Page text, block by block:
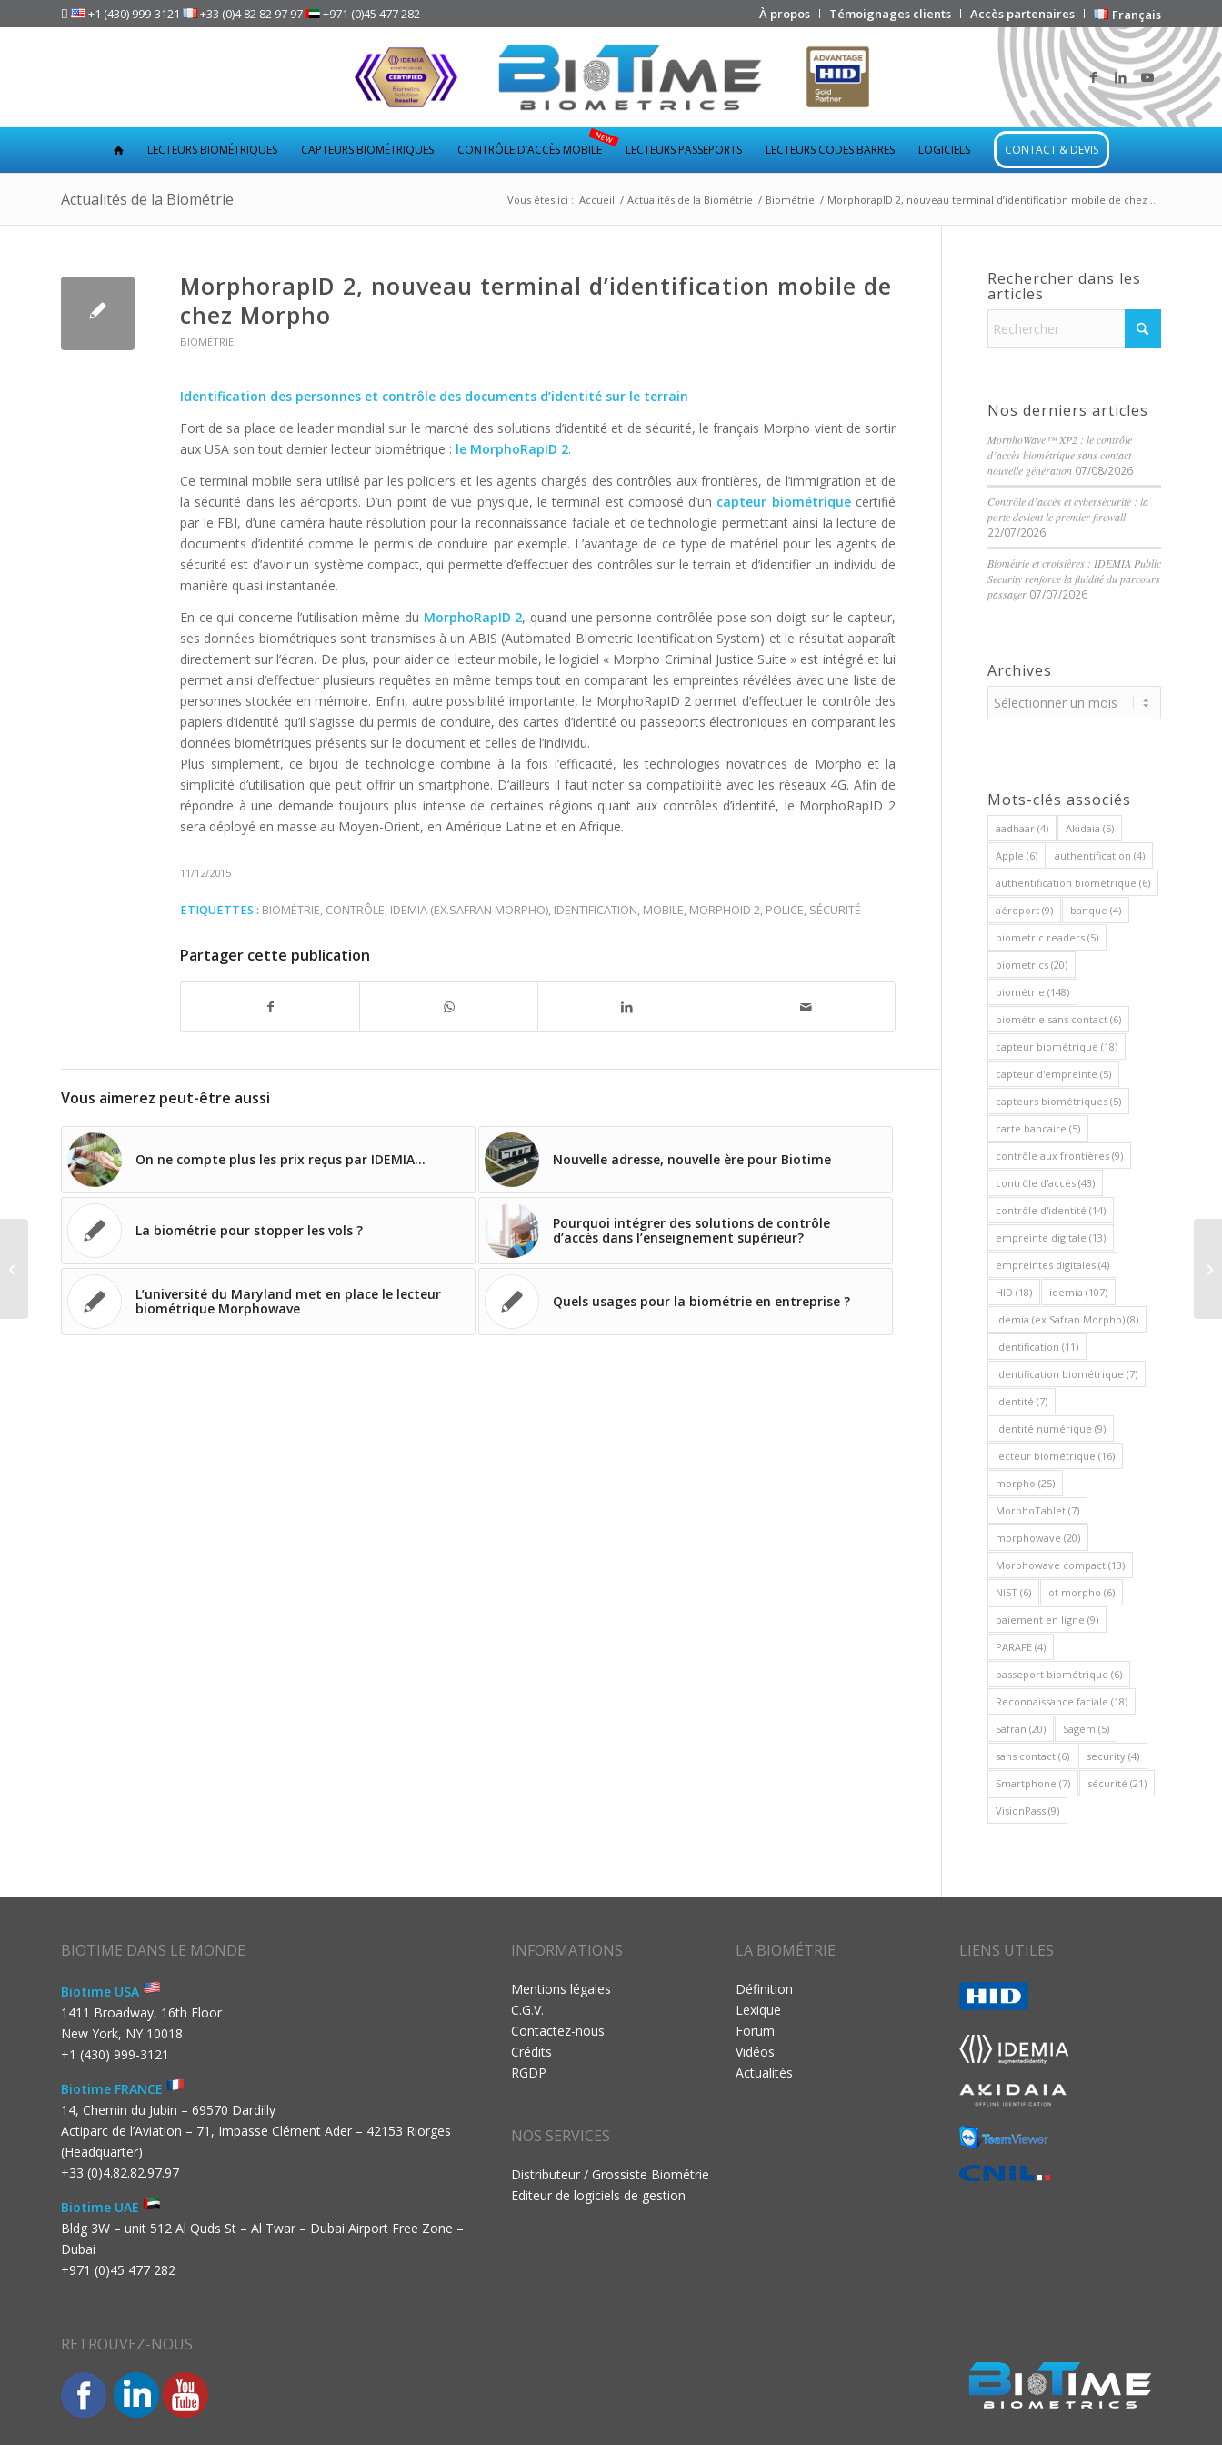
À propos Témoignages clients Accès partenaires Français
 +1 (430) 999-3121 +33 (0)4 82 82 97 97 +971 (0)45 477 282
LECTEURS BIOMÉTRIQUES CAPTEURS BIOMÉTRIQUES CONTRÔLE D’ACCÈS MOBILE LECTEURS PASSEPORTS LECTEURS CODES BARRES LOGICIELS CONTACT & DEVIS
Actualités de la Biométrie Vous êtes ici : Accueil / Actualités de la Biométrie / Biométrie / MorphorapID 2, nouveau terminal d’identification mobile de chez ...
MorphorapID 2, nouveau terminal d’identification mobile de
chez Morpho
BIOMÉTRIE
Identification des personnes et contrôle des documents d’identité sur le terrain
Fort de sa place de leader mondial sur le marché des solutions d’identité et de sécurité, le français Morpho vient de sortir
aux USA son tout dernier lecteur biométrique : le MorphoRapID 2.
Ce terminal mobile sera utilisé par les policiers et les agents chargés des contrôles aux frontières, de l’immigration et de
la sécurité dans les aéroports. D’un point de vue physique, le terminal est composé d’un capteur biométriquecertifié
par le FBI, d’une caméra haute résolution pour la reconnaissance faciale et de technologie permettant ainsi la lecture de
documents d’identité comme le permis de conduire par exemple. L’avantage de ce type de matériel pour les agents de
sécurité est d’avoir un système compact, qui permette d’effectuer des contrôles sur le terrain et d’identifier un individu de
manière quasi instantanée.
En ce qui concerne l’utilisation même du MorphoRapID 2, quand une personne contrôlée pose son doigt sur le capteur,
ses données biométriques sont transmises à un ABIS (Automated Biometric Identification System) et le résultat apparaît
directement sur l’écran. De plus, pour aider ce lecteur mobile, le logiciel « Morpho Criminal Justice Suite » est intégré et lui
permet ainsi d’effectuer plusieurs requêtes en même temps tout en comparant les empreintes révélées avec une liste de
personnes stockée en mémoire. Enfin, autre possibilité importante, le MorphoRapID 2 permet d’effectuer le contrôle des
papiers d’identité qu’il s’agisse du permis de conduire, des cartes d’identité ou passeports électroniques en comparant les
données biométriques présents sur le document et celles de l’individu.
Plus simplement, ce bijou de technologie combine à la fois l’efficacité, les technologies novatrices de Morpho et la
simplicité d’utilisation que peut offrir un smartphone. D’ailleurs il faut noter sa compatibilité avec les réseaux 4G. Afin de
répondre à une demande toujours plus intense de certaines régions quant aux contrôles d’identité, le MorphoRapID 2
sera déployé en masse au Moyen-Orient, en Amérique Latine et en Afrique.
11/12/2015
ETIQUETTES : BIOMÉTRIE, CONTRÔLE, IDEMIA (EX.SAFRAN MORPHO), IDENTIFICATION, MOBILE, MORPHOID 2, POLICE, SÉCURITÉ
Partager cette publication
Vous aimerez peut-être aussi
On ne compte plus les prix reçus par IDEMIA… Nouvelle adresse, nouvelle ère pour Biotime
La biométrie pour stopper les vols ?
Pourquoi intégrer des solutions de contrôle
d’accès dans l’enseignement supérieur?
L’université du Maryland met en place le lecteur
biométrique Morphowave
Quels usages pour la biométrie en entreprise ?
Rechercher dans les
articles
Nos derniers articles
MorphoWave™ XP2 : le contrôle
d’accès biométrique sans contact
nouvelle génération 07/08/2026
Contrôle d’accès et cybersécurité : la
porte devient le premier firewall
22/07/2026
Biométrie et croisières : IDEMIA Public
Security renforce la fluidité du parcours
passager 07/07/2026
Archives
Mots-clés associés
aadhaar (4) Akidaia (5)
Apple (6) authentification (4)
authentification biométrique (6)
aéroport (9) banque (4)
biometric readers (5)
biometrics (20)
biométrie (148)
biométrie sans contact (6)
capteur biométrique (18)
capteur d'empreinte (5)
capteurs biométriques (5)
carte bancaire (5)
contrôle aux frontières (9)
contrôle d'accès (43)
contrôle d'identité (14)
empreinte digitale (13)
empreintes digitales (4)
HID (18) idemia (107)
Idemia (ex.Safran Morpho) (8)
identification (11)
identification biométrique (7)
identité (7)
identité numérique (9)
lecteur biométrique (16)
morpho (25)
MorphoTablet (7)
morphowave (20)
Morphowave compact (13)
NIST (6) ot morpho (6)
paiement en ligne (9)
PARAFE (4)
passeport biométrique (6)
Reconnaissance faciale (18)
Safran (20) Sagem (5)
sans contact (6) security (4)
Smartphone (7) sécurité (21)
VisionPass (9)
BIOTIME DANS LE MONDE
Biotime USA
1411 Broadway, 16th Floor
New York, NY 10018
+1 (430) 999-3121
Biotime FRANCE
14, Chemin du Jubin – 69570 Dardilly
Actiparc de l’Aviation – 71, Impasse Clément Ader – 42153 Riorges
(Headquarter)
+33 (0)4.82.82.97.97
Biotime UAE
Bldg 3W – unit 512 Al Quds St – Al Twar – Dubai Airport Free Zone –
Dubai
+971 (0)45 477 282
INFORMATIONS
Mentions légales
C.G.V.
Contactez-nous
Crédits
RGDP
NOS SERVICES
Distributeur / Grossiste Biométrie
Editeur de logiciels de gestion
LA BIOMÉTRIE
Définition
Lexique
Forum
Vidéos
Actualités
LIENS UTILES
RETROUVEZ-NOUS
Amérique latine: les technologies
biométriques Morpho contribuent à
la sécurite...